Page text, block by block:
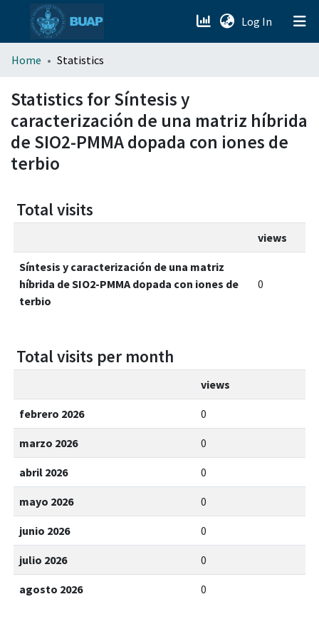
Log In (current)
menu.section.about_menu
All of DSpace
Home Statistics
Statistics for Síntesis y
caracterización de una matriz híbrida
de SIO2-PMMA dopada con iones de
terbio
Total visits
views
Síntesis y caracterización de una matriz
híbrida de SIO2-PMMA dopada con iones de
terbio
0
Total visits per month
views
febrero 2026 0
marzo 2026 0
abril 2026 0
mayo 2026 0
junio 2026 0
julio 2026 0
agosto 2026 0